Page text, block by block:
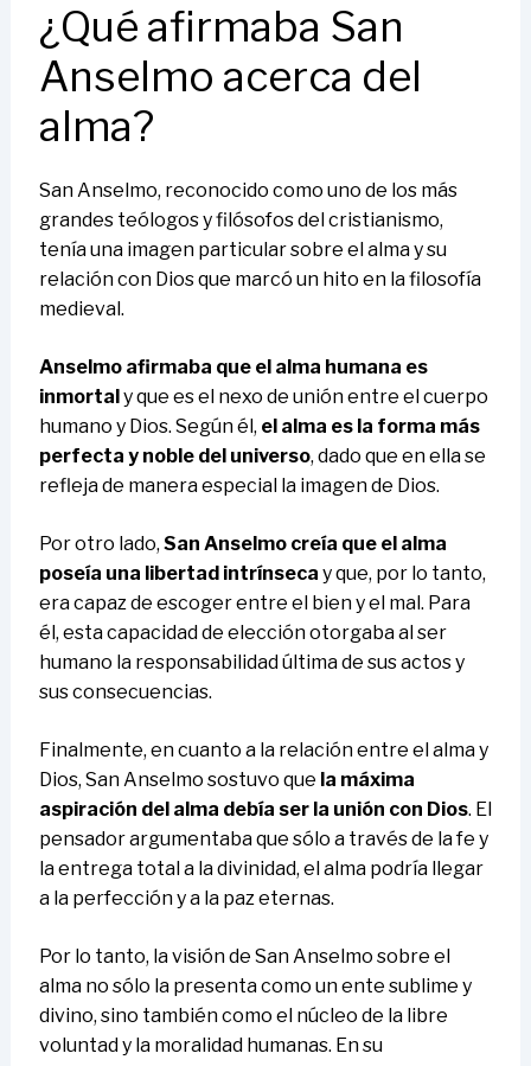
¿Qué afirmaba San
Anselmo acerca del
alma?
San Anselmo, reconocido como uno de los más
grandes teólogos y filósofos del cristianismo,
tenía una imagen particular sobre el alma y su
relación con Dios que marcó un hito en la filosofía
medieval.
Anselmo afirmaba que el alma humana es
inmortal y que es el nexo de unión entre el cuerpo
humano y Dios. Según él, el alma es la forma más
perfecta y noble del universo, dado que en ella se
refleja de manera especial la imagen de Dios.
Por otro lado, San Anselmo creía que el alma
poseía una libertad intrínseca y que, por lo tanto,
era capaz de escoger entre el bien y el mal. Para
él, esta capacidad de elección otorgaba al ser
humano la responsabilidad última de sus actos y
sus consecuencias.
Finalmente, en cuanto a la relación entre el alma y
Dios, San Anselmo sostuvo que la máxima
aspiración del alma debía ser la unión con Dios. El
pensador argumentaba que sólo a través de la fe y
la entrega total a la divinidad, el alma podría llegar
a la perfección y a la paz eternas.
Por lo tanto, la visión de San Anselmo sobre el
alma no sólo la presenta como un ente sublime y
divino, sino también como el núcleo de la libre
voluntad y la moralidad humanas. En su